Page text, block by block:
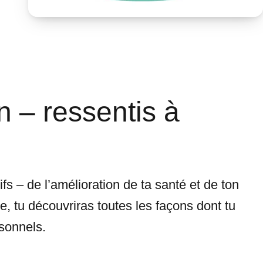
– ressentis à
– de l’amélioration de ta santé et de ton
tu découvriras toutes les façons dont tu